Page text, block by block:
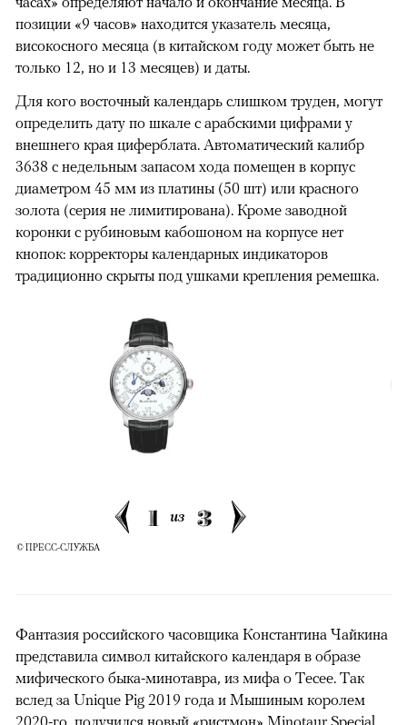
позиции «9 часов» находится указатель месяца,
високосного месяца (в китайском году может быть не
только 12, но и 13 месяцев) и даты.
Для кого восточный календарь слишком труден, могут
определить дату по шкале с арабскими цифрами у
внешнего края циферблата. Автоматический калибр
3638 с недельным запасом хода помещен в корпус
диаметром 45 мм из платины (50 шт) или красного
золота (серия не лимитирована). Кроме заводной
коронки с рубиновым кабошоном на корпусе нет
кнопок: корректоры календарных индикаторов
традиционно скрыты под ушками крепления ремешка.
1 из 3
© ПРЕСС-СЛУЖБА
Фантазия российского часовщика Константина Чайкина
представила символ китайского календаря в образе
мифического быка-минотавра, из мифа о Тесее. Так
вслед за Unique Pig 2019 года и Мышиным королем